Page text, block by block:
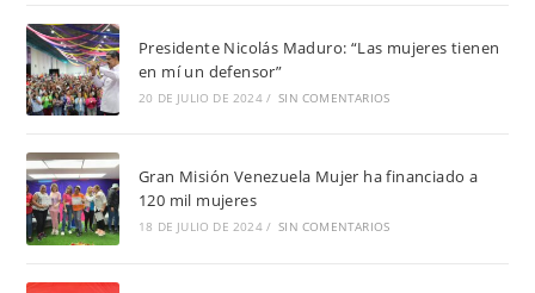
Presidente Nicolás Maduro: “Las mujeres tienen
en mí un defensor”
20 DE JULIO DE 2024 / SIN COMENTARIOS
Gran Misión Venezuela Mujer ha financiado a
120 mil mujeres
18 DE JULIO DE 2024 / SIN COMENTARIOS